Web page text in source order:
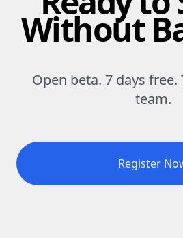
Without
Open beta. 7 days
team.
Register